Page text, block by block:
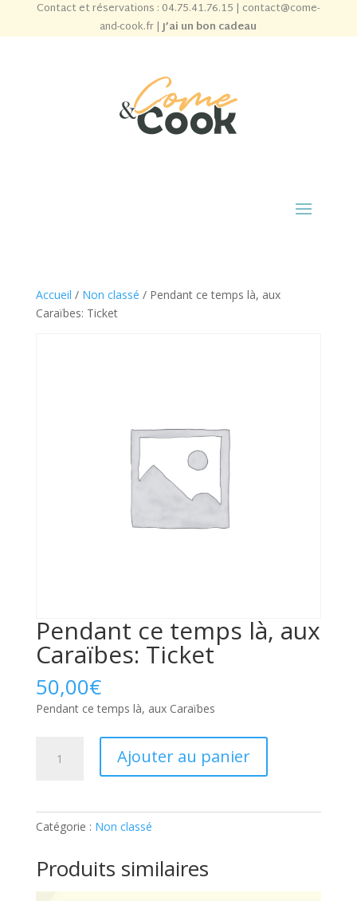
Contact et réservations : 04.75.41.76.15 | contact@come-
and-cook.fr|J’ai un bon cadeau
Accueil / Non classé / Pendant ce temps là, aux
Caraïbes: Ticket
Pendant ce temps là, aux
Caraïbes: Ticket
50,00€
Pendant ce temps là, aux Caraïbes
temps
Caraïbes:
Ticket
Ajouter au panier
Catégorie : Non classé
Produits similaires